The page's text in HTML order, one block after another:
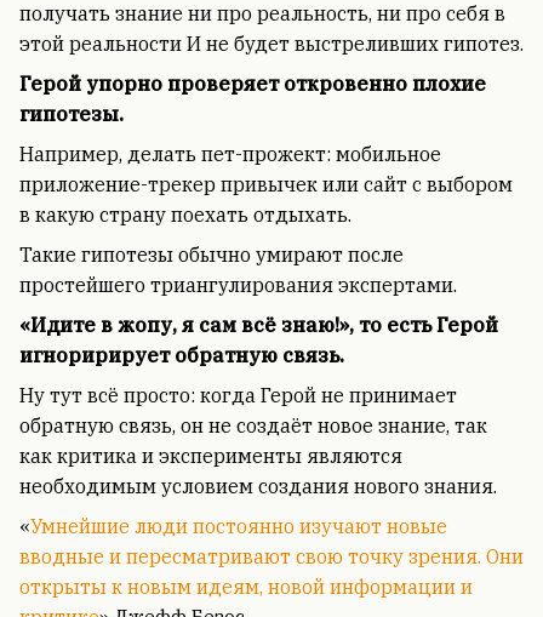
получать знание ни про реальность, ни про себя в
этой реальности И не будет выстреливших гипотез.
Герой упорно проверяет откровенно плохие
гипотезы.
Например, делать пет-прожект: мобильное
приложение-трекер привычек или сайт с выбором
в какую страну поехать отдыхать.
Такие гипотезы обычно умирают после
простейшего триангулирования экспертами.
«Идите в жопу, я сам всё знаю!», то есть Герой
игноририрует обратную связь.
Ну тут всё просто: когда Герой не принимает
обратную связь, он не создаёт новое знание, так
как критика и эксперименты являются
необходимым условием создания нового знания.
«Умнейшие люди постоянно изучают новые
вводные и пересматривают свою точку зрения. Они
открыты к новым идеям, новой информации и